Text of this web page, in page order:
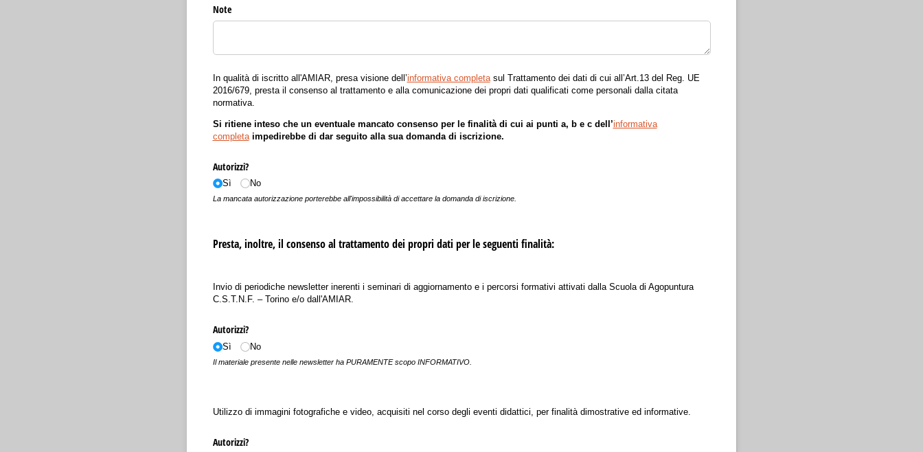
Note
In qualità di iscritto all'AMIAR, presa visione dell’informativa completasul Trattamento dei dati di cui all’Art.13 del Reg. UE
2016/679, presta il consenso al trattamento e alla comunicazione dei propri dati qualificati come personali dalla citata
normativa.
Si ritiene inteso che un eventuale mancato consenso per le finalità di cui ai punti a, b e c dell’informativa
completaimpedirebbe di dar seguito alla sua domanda di iscrizione.
Autorizzi?
Sì No
La mancata autorizzazione porterebbe all'impossibilità di accettare la domanda di iscrizione.
Presta, inoltre, il consenso al trattamento dei propri dati per le seguenti finalità:
Invio di periodiche newsletter inerenti i seminari di aggiornamento e i percorsi formativi attivati dalla Scuola di Agopuntura
C.S.T.N.F. – Torino e/o dall'AMIAR.
Autorizzi?
Sì No
Il materiale presente nelle newsletter ha PURAMENTE scopo INFORMATIVO.
Utilizzo di immagini fotografiche e video, acquisiti nel corso degli eventi didattici, per finalità dimostrative ed informative.
Autorizzi?